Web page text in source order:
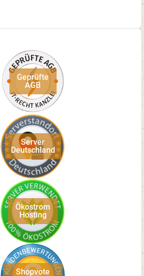
Geprüfte
AGB
Server
Deutschland
Ökostrom
Hosting
Shopvote